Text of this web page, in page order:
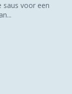
saus voor een